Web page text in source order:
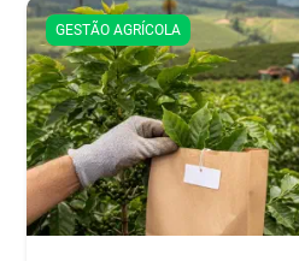
GESTÃO AGRÍCOLA